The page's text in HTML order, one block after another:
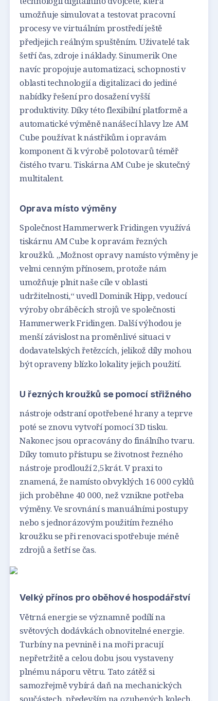
umožňuje simulovat a testovat pracovní
procesy ve virtuálním prostředí ještě
předjejich reálným spuštěním. Uživatelé tak
šetří čas, zdroje i náklady. Sinumerik One
navíc propojuje automatizaci, schopnosti v
oblasti technologií a digitalizaci do jediné
nabídky řešení pro dosažení vyšší
produktivity. Díky této flexibilní platformě a
automatické výměně nanášecí hlavy lze AM
Cube používat k nástřikům i opravám
komponent či k výrobě polotovarů téměř
čistého tvaru. Tiskárna AM Cube je skutečný
multitalent.
Oprava místo výměny
Společnost Hammerwerk Fridingen využívá
tiskárnu AM Cube k opravám řezných
kroužků. „Možnost opravy namísto výměny je
velmi cenným přínosem, protože nám
umožňuje plnit naše cíle v oblasti
udržitelnosti,“ uvedl Dominik Hipp, vedoucí
výroby obráběcích strojů ve společnosti
Hammerwerk Fridingen. Další výhodou je
menší závislost na proměnlivé situaci v
dodavatelských řetězcích, jelikož díly mohou
být opraveny blízko lokality jejich použití.
U řezných kroužků se pomocí střižného
nástroje odstraní opotřebené hrany a teprve
poté se znovu vytvoří pomocí 3D tisku.
Nakonec jsou opracovány do finálního tvaru.
Díky tomuto přístupu se životnost řezného
nástroje prodlouží 2,5krát. V praxi to
znamená, že namísto obvyklých 16 000 cyklů
jich proběhne 40 000, než vznikne potřeba
výměny. Ve srovnání s manuálními postupy
nebo s jednorázovým použitím řezného
kroužku se při renovaci spotřebuje méně
zdrojů a šetří se čas.
Velký přínos pro oběhové hospodářství
Větrná energie se významně podílí na
světových dodávkách obnovitelné energie.
Turbíny na pevnině i na moři pracují
nepřetržitě a celou dobu jsou vystaveny
plnému náporu větru. Tato zátěž si
samozřejmě vybírá daň na mechanických
součástech, především na ozubených kolech,